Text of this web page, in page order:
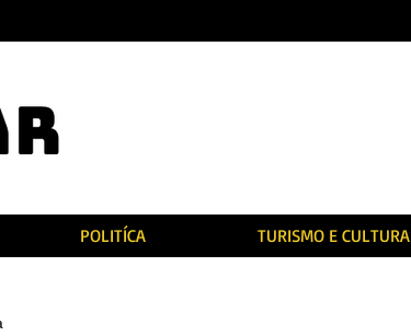
POLITÍCA TURISMO E CULTURA